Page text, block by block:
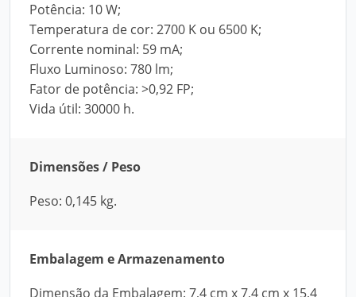
Potência: 10 W;
Temperatura de cor: 2700 K ou 6500 K;
Corrente nominal: 59 mA;
Fluxo Luminoso: 780 lm;
Fator de potência: >0,92 FP;
Vida útil: 30000 h.
Dimensões / Peso
Peso: 0,145 kg.
Embalagem e Armazenamento
Dimensão da Embalagem: 7,4 cm x 7,4 cm x 15,4